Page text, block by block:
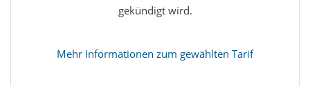
gekündigt wird.
Mehr Informationen zum gewählten Tarif